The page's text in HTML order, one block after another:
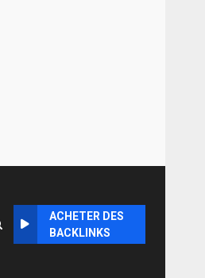
ACHETER DES
BACKLINKS